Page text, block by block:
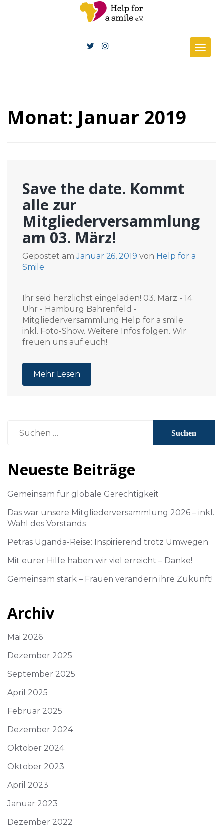
Monat: Januar 2019
Save the date. Kommt
alle zur
Mitgliederversammlung
am 03. März!
Gepostet amJanuar 26, 2019 von Help for a
Smile
Ihr seid herzlichst eingeladen! 03. März - 14
Uhr - Hamburg Bahrenfeld -
Mitgliederversammlung Help for a smile
inkl. Foto-Show. Weitere Infos folgen. Wir
freuen uns auf euch!
Mehr Lesen
nach:
Neueste Beiträge
Gemeinsam für globale Gerechtigkeit
Das war unsere Mitgliederversammlung 2026 – inkl.
Wahl des Vorstands
Petras Uganda-Reise: Inspirierend trotz Umwegen
Mit eurer Hilfe haben wir viel erreicht – Danke!
Gemeinsam stark – Frauen verändern ihre Zukunft!
Archiv
Mai 2026
Dezember 2025
September 2025
April 2025
Februar 2025
Dezember 2024
Oktober 2024
Oktober 2023
April 2023
Januar 2023
Dezember 2022